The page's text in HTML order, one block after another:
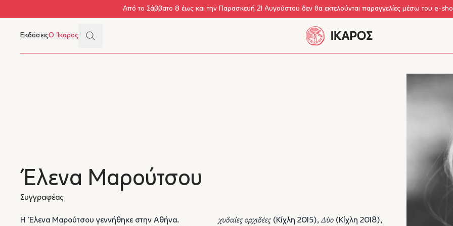
Από το Σάββατο 8 έως και την Παρασκευή 21 Αυγούστου δεν θα εκτελούνται παραγγελίες μέσω του e-
Μενού
ΕκδόσειςΟ Ίκαρος Search
Έλενα Μαρούτσου
Συγγραφέας
Η Έλενα Μαρούτσου γεννήθηκε στην Αθήνα.
χυδαίες ορχιδέες(Κίχλη 2015),Δύο (Κίχλη 2018),